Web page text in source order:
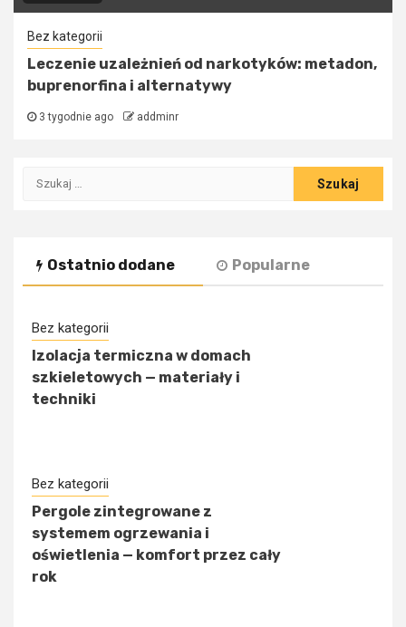
Bez kategorii
Leczenie uzależnień od narkotyków: metadon,
buprenorfina i alternatywy
3 tygodnie ago addminr
Szukaj:
Ostatnio dodane Popularne
Bez kategorii
Izolacja termiczna w domach
szkieletowych — materiały i
techniki
Bez kategorii
Pergole zintegrowane z
systemem ogrzewania i
oświetlenia — komfort przez cały
rok